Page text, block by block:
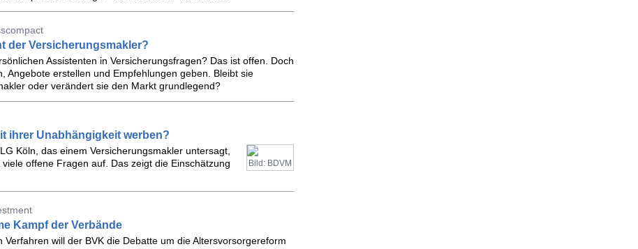
der Versicherungsmakler?
Assistenten in Versicherungsfragen? Das ist offen. Doch
Angebote erstellen und Empfehlungen geben. Bleibt sie
oder verändert sie den Markt grundlegend?
ihrer Unabhängigkeit werben?
Bild: BDVM
Köln, das einem Versicherungsmakler untersagt,
offene Fragen auf. Das zeigt die Einschätzung
Kampf der Verbände
will der BVK die Debatte um die Altersvorsorgereform